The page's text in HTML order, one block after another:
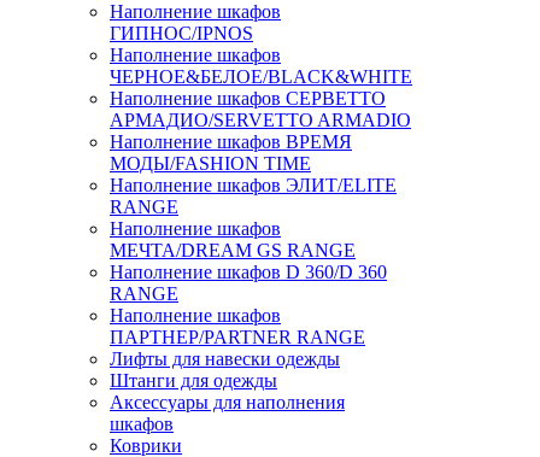
Наполнение шкафов
ГИПНОС/IPNOS
Наполнение шкафов
ЧЕРНОЕ&БЕЛОЕ/BLACK&WHITE
Наполнение шкафов СЕРВЕТТО
АРМАДИО/SERVETTO ARMADIO
Наполнение шкафов ВРЕМЯ
МОДЫ/FASHION TIME
Наполнение шкафов ЭЛИТ/ELITE
RANGE
Наполнение шкафов
МЕЧТА/DREAM GS RANGE
Наполнение шкафов D 360/D 360
RANGE
Наполнение шкафов
ПАРТНЕР/PARTNER RANGE
Лифты для навески одежды
Штанги для одежды
Аксессуары для наполнения
шкафов
Коврики